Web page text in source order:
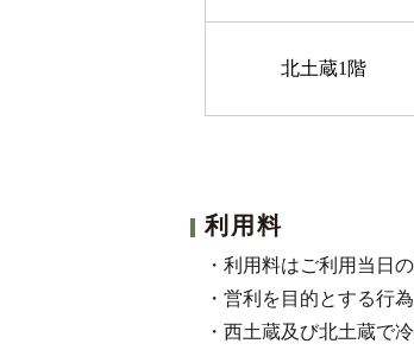
北土蔵1階
利用料
・利用料はご利用当日
・営利を目的とする行
・西土蔵及び北土蔵で